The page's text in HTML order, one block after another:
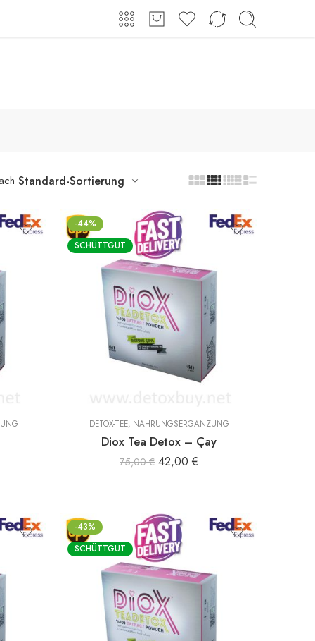
Anmeldung / Registrieren
Standard-Sortierung
-44%
SCHÜTTGUT
DETOX-TEE, NAHRUNGSERGÄNZUNG
Diox Tea Detox – Çay
75,00€ 42,00 €
-43%
SCHÜTTGUT